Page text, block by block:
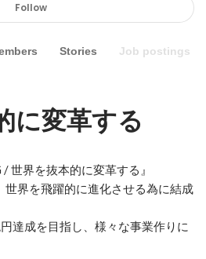
Follow
Stories Job postings
に変革する
/ 世界を抜本的に変革する』
世界を飛躍的に進化させる為に結成
達成を目指し、様々な事業作りに